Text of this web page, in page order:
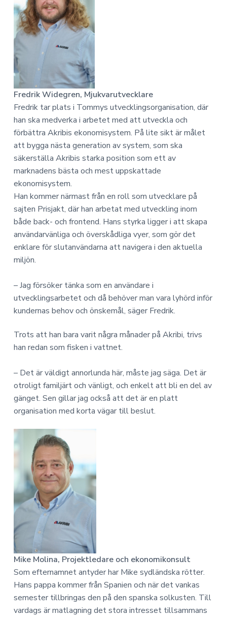
Fredrik Widegren, Mjukvarutvecklare
Fredrik tar plats i Tommys utvecklingsorganisation, där
han ska medverka i arbetet med att utveckla och
förbättra Akribis ekonomisystem. På lite sikt är målet
att bygga nästa generation av system, som ska
säkerställa Akribis starka position som ett av
marknadens bästa och mest uppskattade
ekonomisystem.
Han kommer närmast från en roll som utvecklare på
sajten Prisjakt, där han arbetat med utveckling inom
både back- och frontend. Hans styrka ligger i att skapa
användarvänliga och överskådliga vyer, som gör det
enklare för slutanvändarna att navigera i den aktuella
miljön.
– Jag försöker tänka som en användare i
utvecklingsarbetet och då behöver man vara lyhörd inför
kundernas behov och önskemål, säger Fredrik.
Trots att han bara varit några månader på Akribi, trivs
han redan som fisken i vattnet.
– Det är väldigt annorlunda här, måste jag säga. Det är
otroligt familjärt och vänligt, och enkelt att bli en del av
gänget. Sen gillar jag också att det är en platt
organisation med korta vägar till beslut.
Mike Molina, Projektledare och ekonomikonsult
Som efternamnet antyder har Mike sydländska rötter.
Hans pappa kommer från Spanien och när det vankas
semester tillbringas den på den spanska solkusten. Till
vardags är matlagning det stora intresset tillsammans